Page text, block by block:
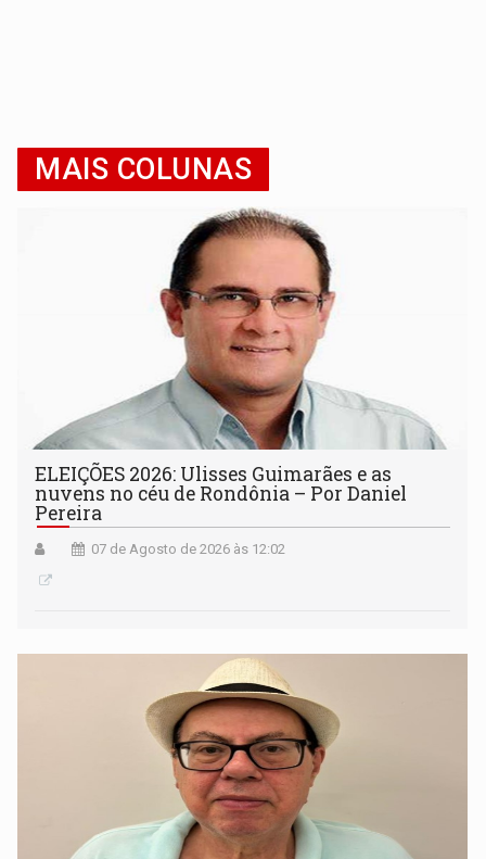
MAIS COLUNAS
ELEIÇÕES 2026: Ulisses Guimarães e as
nuvens no céu de Rondônia – Por Daniel
Pereira
07 de Agosto de 2026 às 12:02